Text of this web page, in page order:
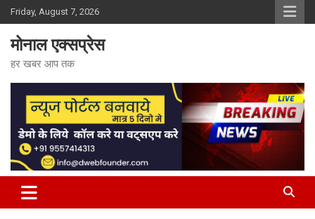
Skip
to
content
Friday, August 7, 2026
मोनाल एक्सप्रेस
हर खबर आप तक